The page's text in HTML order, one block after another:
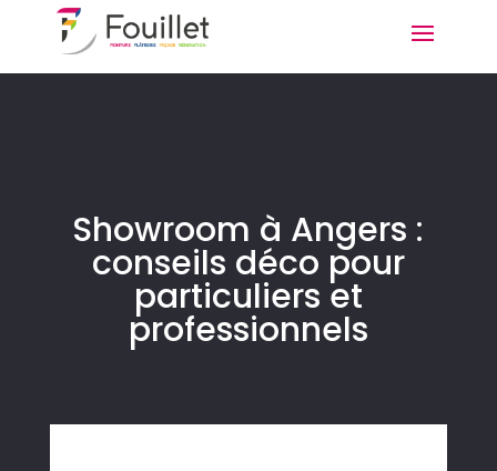
Showroom à Angers :
conseils déco pour
particuliers et
professionnels